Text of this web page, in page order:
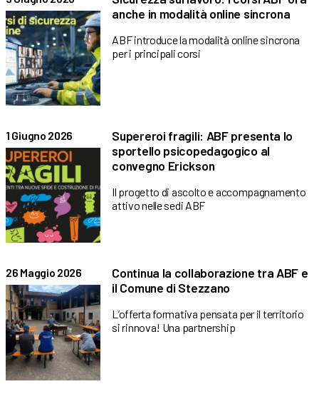
anche in modalità online sincrona
ABF introduce la modalità online sincrona
per i principali corsi
1 Giugno 2026
Supereroi fragili: ABF presenta lo
sportello psicopedagogico al
convegno Erickson
Il progetto di ascolto e accompagnamento
attivo nelle sedi ABF
26 Maggio 2026
Continua la collaborazione tra ABF e
il Comune di Stezzano
L’offerta formativa pensata per il territorio
si rinnova! Una partnership